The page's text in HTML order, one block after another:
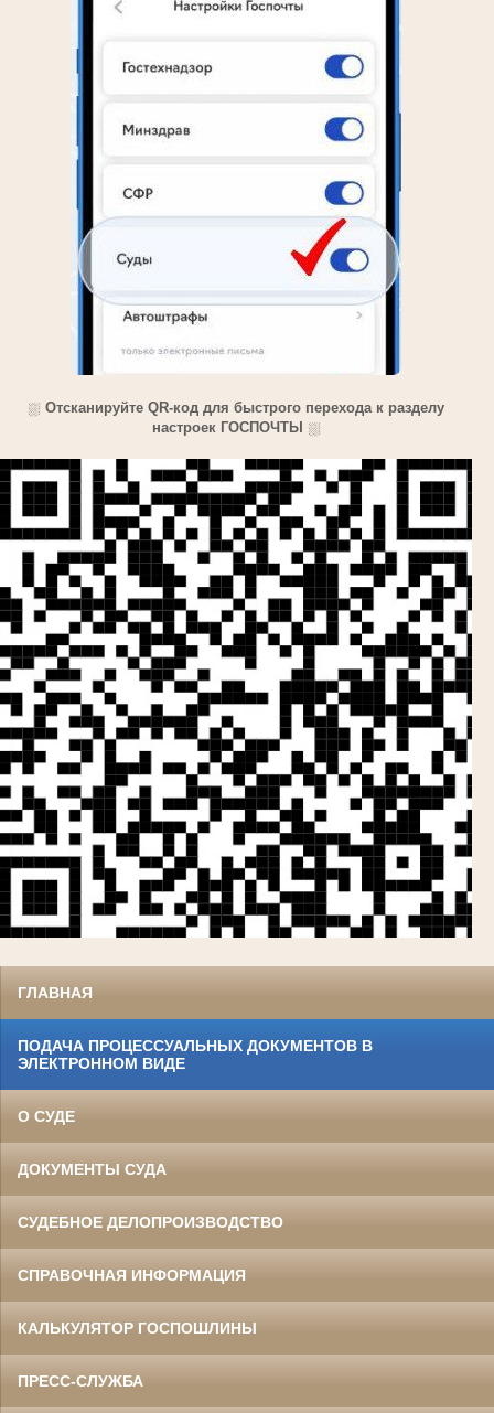
⛆ Отсканируйте QR-код для быстрого перехода к разделу
настроек ГОСПОЧТЫ
⛆
ГЛАВНАЯ
ПОДАЧА ПРОЦЕССУАЛЬНЫХ ДОКУМЕНТОВ В
ЭЛЕКТРОННОМ ВИДЕ
О СУДЕ
ДОКУМЕНТЫ СУДА
СУДЕБНОЕ ДЕЛОПРОИЗВОДСТВО
СПРАВОЧНАЯ ИНФОРМАЦИЯ
КАЛЬКУЛЯТОР ГОСПОШЛИНЫ
ПРЕСС-СЛУЖБА